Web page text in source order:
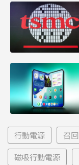
行動電源 召回
磁吸行動電源